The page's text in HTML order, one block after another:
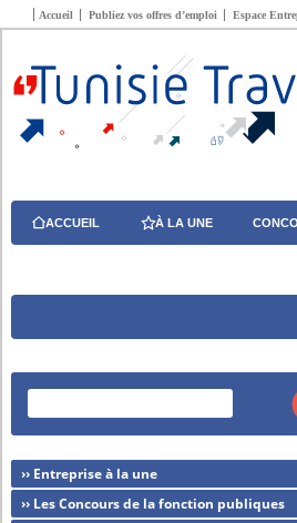
Accueil Publiez vos offres d’emploi Espace
ACCUEIL À LA UNE
›› Entreprise à la une
›› Les Concours de la fonction publiques